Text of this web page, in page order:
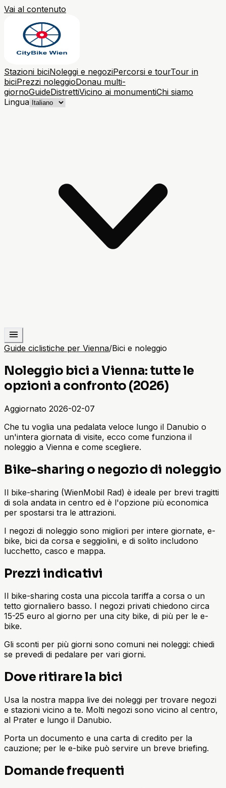
Vai al contenuto
Stazioni biciNoleggi e negoziPercorsi e tourTour in
biciPrezzi noleggioDonau multi-
giornoGuideDistrettiVicino ai monumentiChi siamo
Lingua
Guide ciclistiche per Vienna/Bici e noleggio
Noleggio bici a Vienna: tutte le
opzioni a confronto (2026)
Aggiornato 2026-02-07
Che tu voglia una pedalata veloce lungo il Danubio o
un'intera giornata di visite, ecco come funziona il
noleggio a Vienna e come scegliere.
Bike-sharing o negozio di noleggio
Il bike-sharing (WienMobil Rad) è ideale per brevi tragitti
di sola andata in centro ed è l'opzione più economica
per spostarsi tra le attrazioni.
I negozi di noleggio sono migliori per intere giornate, e-
bike, bici da corsa e seggiolini, e di solito includono
lucchetto, casco e mappa.
Prezzi indicativi
Il bike-sharing costa una piccola tariffa a corsa o un
tetto giornaliero basso. I negozi privati chiedono circa
15-25 euro al giorno per una city bike, di più per le e-
bike.
Gli sconti per più giorni sono comuni nei noleggi: chiedi
se prevedi di pedalare per vari giorni.
Dove ritirare la bici
Usa la nostra mappa live dei noleggi per trovare negozi
e stazioni vicino a te. Molti negozi sono vicino al centro,
al Prater e lungo il Danubio.
Porta un documento e una carta di credito per la
cauzione; per le e-bike può servire un breve briefing.
Domande frequenti